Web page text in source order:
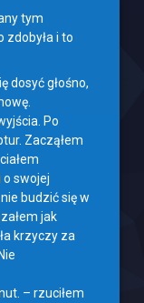
tym
zdobyła i to
dosyć głośno,
Po
Zacząłem
swojej
budzić się w
jak
krzyczy za
– rzuciłem